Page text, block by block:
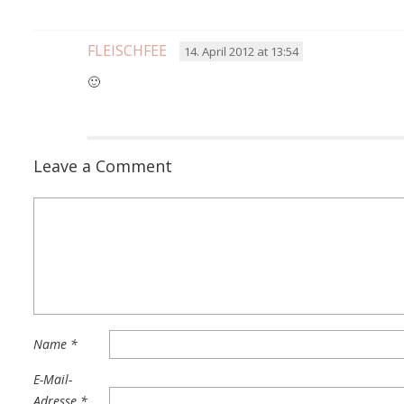
FLEISCHFEE 14. April 2012 at 13:54
🙂
Leave a Comment
Name *
E-Mail-